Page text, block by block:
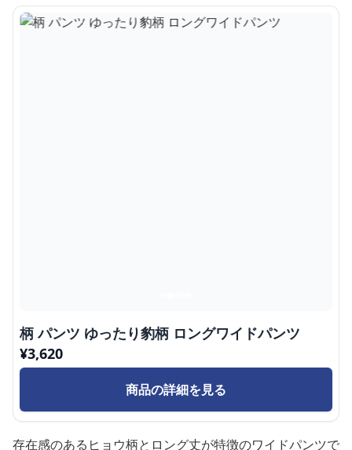
柄 パンツ ゆったり豹柄 ロングワイドパンツ
¥3,620
商品の詳細を見る
存在感のあるヒョウ柄とロング丈が特徴のワイドパンツで